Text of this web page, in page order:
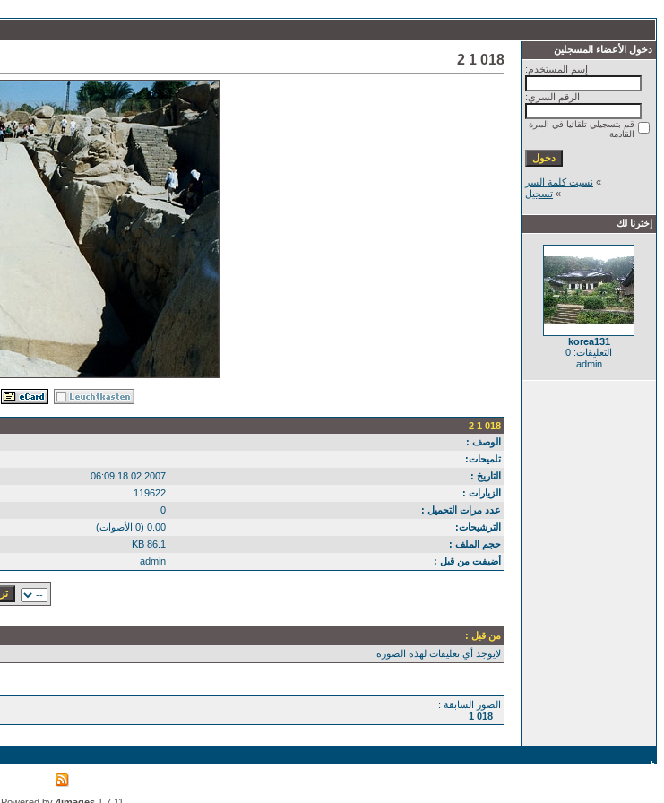
دخول الأعضاء المسجلين
إسم المستخدم:
الرقم السري:
قم بتسجيلي تلقائيا في المرة
القادمة
» نسيت كلمة السر
» تسجيل
إخترنا لك
korea131
التعليقات: 0
admin
018 1 2
018 1 2
الوصف :
تلميحات:
التاريخ :
18.02.2007 06:09
الزيارات :
119622
عدد مرات التحميل :
0
الترشيحات:
0.00 (0 الأصوات)
حجم الملف :
86.1 KB
أضيفت من قبل :
admin
من قبل :
لايوجد أي تعليقات لهذه الصورة
الصور السابقة :
018 1